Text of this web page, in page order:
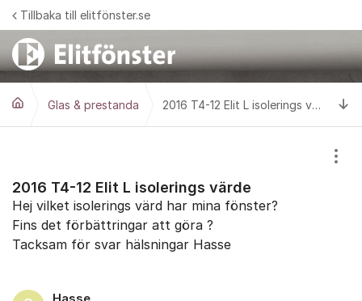
Hoppa till innehåll
Tillbaka till elitfönster.se
Glas & prestanda 2016 T4-12 Elit L isolerings värde
2016 T4-12 Elit L isolerings värde
Hej vilket isolerings värd har mina fönster?
Fins det förbättringar att göra ?
Tacksam för svar hälsningar Hasse